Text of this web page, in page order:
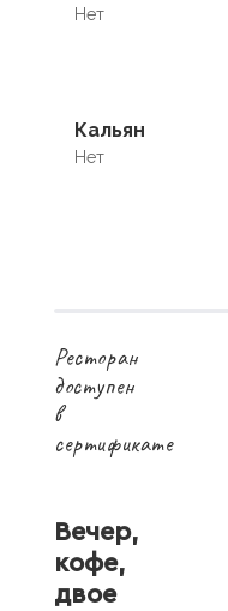
Нет
Кальян
Нет
Ресторан
доступен
в
сертификате
Вечер,
кофе,
двое